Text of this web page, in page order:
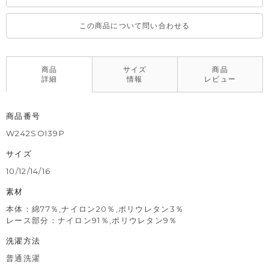
この商品について問い合わせる
商品
詳細
サイズ
情報
商品
レビュー
商品番号
W242SOI39P
サイズ
10/12/14/16
素材
本体：綿77％,ナイロン20％,ポリウレタン3％
レース部分：ナイロン91％,ポリウレタン9％
洗濯方法
普通洗濯